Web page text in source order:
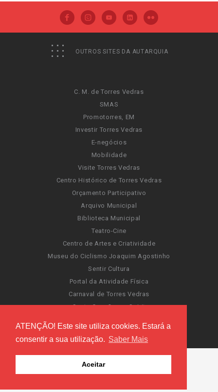
ATENÇÃO! Este site utiliza cookies. Estará a
consentir a sua utilização. Saber Mais
Aceitar
OUTROS SITES DA AUTARQUIA
C. M. de Torres Vedras
SMAS
Promotorres, EM
Investir Torres Vedras
E-negócios
Mobilidade
Visite Torres Vedras
Centro Histórico de Torres Vedras
Orçamento Participativo
Arquivo Municipal
Biblioteca Municipal
Teatro-Cine
Centro de Artes e Criatividade
Museu do Ciclismo Joaquim Agostinho
Sentir Cultura
Portal da Atividade Física
Carnaval de Torres Vedras
Santa Cruz Ocean Spirit